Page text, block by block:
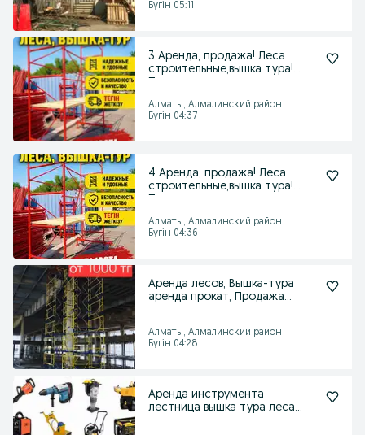
Бүгін 05:11
3 Аренда, продажа! Леса
строительные,вышка тура!
Алматы, Алмалинский район
Бүгін 04:37
4 Аренда, продажа! Леса
строительные,вышка тура!
Алматы, Алмалинский район
Бүгін 04:36
Аренда лесов, Вышка-тура
аренда прокат, Продажа
Алматы, Алмалинский район
Бүгін 04:28
Аренда инструмента
лестница вышка тура леса